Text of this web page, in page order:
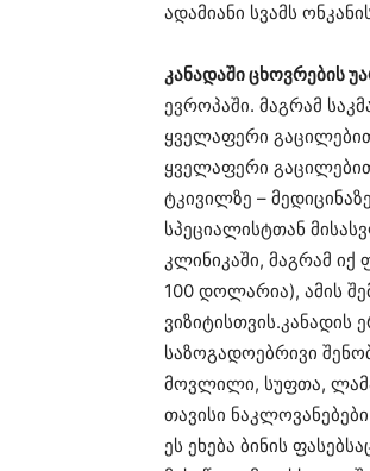
ადამიანი სვამს
კანადაში ცხოვრების
ევროპაში. მაგრამ
ყველაფერი
ყველაფერი
ტკივილზე –
სპეციალისტთან
კლინიკაში, მაგრამ იქ
100 დოლარია), ამის
საზოგადოებრივი
მოვლილი, სუფთა,
თავისი
ეს ეხება ბინის